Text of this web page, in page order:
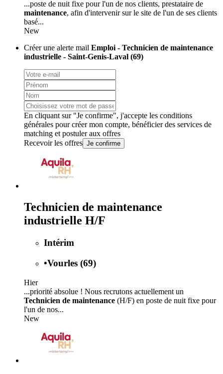
...poste de nuit fixe pour l'un de nos clients, prestataire de
maintenance, afin d'intervenir sur le site de l'un de ses clients
basé...
New
Créer une alerte mail Emploi - Technicien de maintenance
industrielle - Saint-Genis-Laval (69)
En cliquant sur "Je confirme", j'accepte les conditions
générales pour créer mon compte, bénéficier des services de
matching et postuler aux offres
Recevoir les offres Je confirme
Technicien de maintenance
industrielle H/F
Intérim
•Vourles (69)
Hier
...priorité absolue ! Nous recrutons actuellement un
Technicien de maintenance (H/F) en poste de nuit fixe pour
l'un de nos...
New